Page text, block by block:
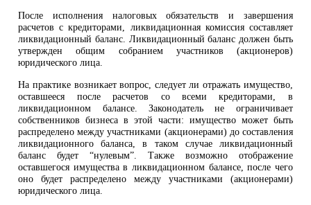
После исполнения налоговых обязательств и завершения
расчетов с кредиторами, ликвидационная комиссия составляет
ликвидационный баланс. Ликвидационный баланс должен быть
утвержден общим собранием участников (акционеров)
юридического лица.
На практике возникает вопрос, следует ли отражать имущество,
оставшееся после расчетов со всеми кредиторами, в
ликвидационном балансе. Законодатель не ограничивает
собственников бизнеса в этой части: имущество может быть
распределено между участниками (акционерами) до составления
ликвидационного баланса, в таком случае ликвидационный
баланс будет “нулевым”. Также возможно отображение
оставшегося имущества в ликвидационном балансе, после чего
оно будет распределено между участниками (акционерами)
юридического лица.